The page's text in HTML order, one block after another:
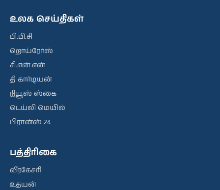
உலக செய்திகள்
பி.பி.சி
றொய்ரேர்ஸ்
சி.என்.என்
தி கார்டியன்
நியூஸ் ஸ்கை
டெய்லி மெயில்
பிரான்ஸ் 24
பத்திரிகை
வீரகேசரி
உதயன்